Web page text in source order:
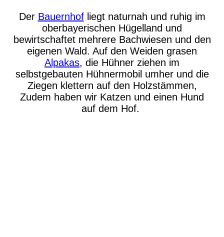
Der Bauernhofliegt naturnah und ruhig im
oberbayerischen Hügelland und
bewirtschaftet mehrere Bachwiesen und den
eigenen Wald. Auf den Weiden grasen
Alpakas, die Hühner ziehen im
selbstgebauten Hühnermobil umher und die
Ziegen klettern auf den Holzstämmen,
Zudem haben wir Katzen und einen Hund
auf dem Hof.